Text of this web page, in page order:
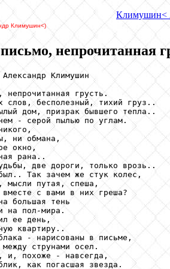
Климушин<)
Климушин<
непрочитанная
Климушин
непрочитанная грусть.
слов, бесполезный, тихий груз..
дом, призрак бывшего тепла..
- серой пылью по углам.
ни обмана,
окно,
рана..
две дороги, только врозь..
Так зачем же стук колес,
мысли путая, спеша,
с вами в них греша?
большая тень
на пол-мира.
ее день,
квартиру..
- нарисованы в письме,
струнами осел.
и, похоже - навсегда,
как погасшая звезда.